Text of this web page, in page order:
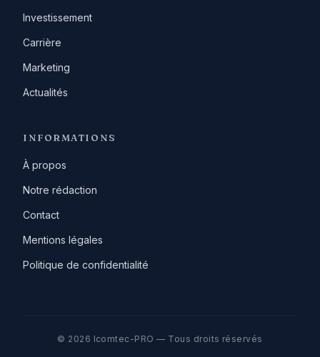
Investissement
Carrière
Marketing
Actualités
INFORMATIONS
À propos
Notre rédaction
Contact
Mentions légales
Politique de confidentialité
© 2026 Icomtec-PRO — Tous droits réservés